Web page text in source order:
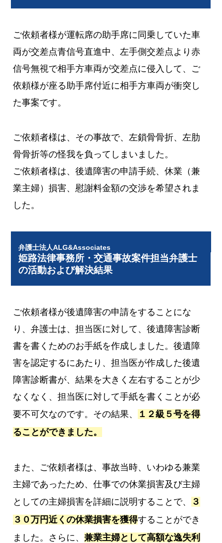
ご依頼者様が運転席の助手席に同乗していた車
両が交差点青信号直進中、左手側交差点より赤
信号無視で相手方車両が交差点に侵入して、ご
依頼様が座る助手席付近に相手方車両が衝突し
た事案です。
ご依頼者様は、その事故で、左鎖骨骨折、左肋
骨骨折等の怪我を負ってしまいました。
ご依頼者様は、後遺障害の申請手続、休業（兼
業主婦）損害、慰謝料金額の交渉を希望されま
した。
弁護士法人ALG&Associates
姫路法律事務所・交通事故案件担当弁護士
の活動および解決結果
ご依頼者様が後遺障害の申請をすることにな
り、弁護士は、担当医に対して、後遺障害診断
書を書くためのお手紙を作成しました。後遺障
害を認定するにあたり、担当医が作成した後遺
障害診断書が、結果を大きく左右することが少
なくなく、担当医に対して手紙を書くことが必
要不可欠なのです。その結果、
１２級５号を得
ることができました。
また、ご依頼者様は、事故当時、いわゆる兼業
主婦であったため、仕事での休業損害及び主婦
としての主婦損害を詳細に説明することで、
３
３０万円近くの休業損害を獲得することができ
ました。さらに、兼業主婦として高額な逸失利